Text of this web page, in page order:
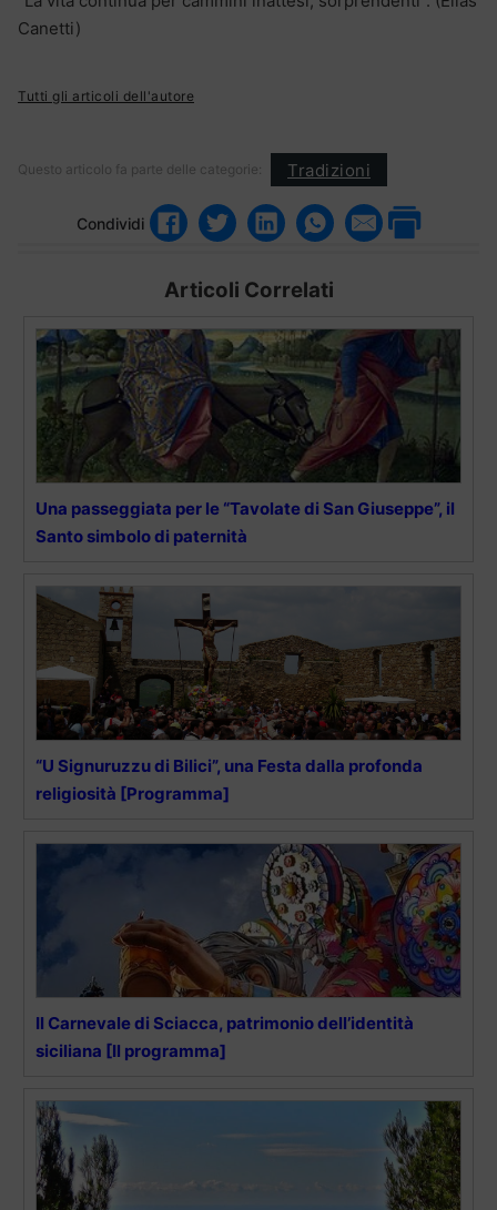
Canetti)
Tutti gli articoli dell'autore
Questo articolo fa parte delle categorie: Tradizioni
Condividi
Articoli Correlati
Una passeggiata per le “Tavolate di San Giuseppe”, il
Santo simbolo di paternità
“U Signuruzzu di Bilici”, una Festa dalla profonda
religiosità [Programma]
Il Carnevale di Sciacca, patrimonio dell’identità
siciliana [Il programma]